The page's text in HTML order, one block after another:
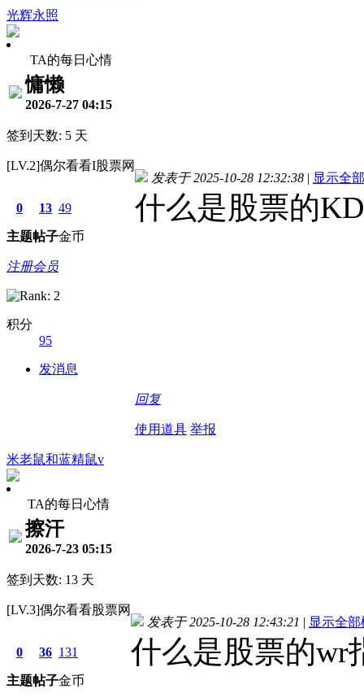
光辉永照
TA的每日心情
慵懒
2026-7-27 04:15
签到天数: 5 天
[LV.2]偶尔看看I股票网
0
主题
13
帖子
49
金币
注册会员
积分
95
发消息
发表于 2025-10-28 12:32:38 | 显示全
什么是股票的
回复
使用道具 举报
米老鼠和蓝精鼠v
TA的每日心情
擦汗
2026-7-23 05:15
签到天数: 13 天
[LV.3]偶尔看看股票网
0
主题
36
帖子
131
金币
发表于 2025-10-28 12:43:21 | 显示全部
什么是股票的wr